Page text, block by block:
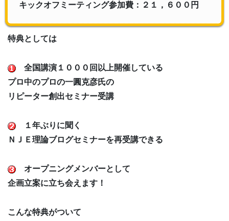
キックオフミーティング参加費：２１，６００円
特典としては
全国講演１０００回以上開催している
プロ中のプロの一圓克彦氏の
リピーター創出セミナー受講
１年ぶりに聞く
ＮＪＥ理論ブログセミナーを再受講できる
オープニングメンバーとして
企画立案に立ち会えます！
こんな特典がついて